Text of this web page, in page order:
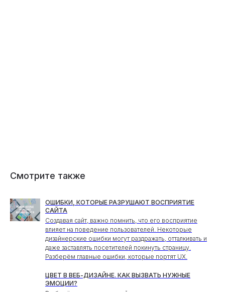
Смотрите также
ОШИБКИ, КОТОРЫЕ РАЗРУШАЮТ ВОСПРИЯТИЕ
САЙТА
Создавая сайт, важно помнить, что его восприятие
влияет на поведение пользователей. Некоторые
дизайнерские ошибки могут раздражать, отталкивать и
даже заставлять посетителей покинуть страницу.
Разберём главные ошибки, которые портят UX.
ЦВЕТ В ВЕБ-ДИЗАЙНЕ. КАК ВЫЗВАТЬ НУЖНЫЕ
ЭМОЦИИ?